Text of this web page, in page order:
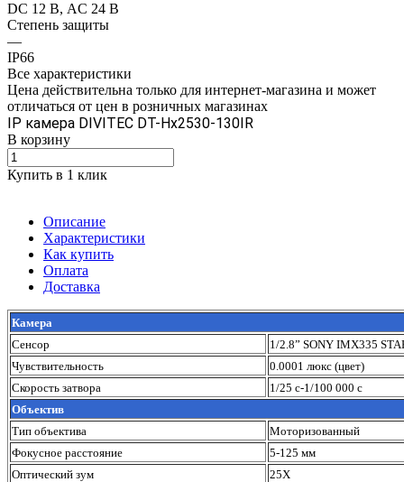
DC 12 В, AC 24 В
Степень защиты
—
IP66
Все характеристики
Цена действительна только для интернет-магазина и может
отличаться от цен в розничных магазинах
IP камера DIVITEC DT-Hх2530-130IR
В корзину
Купить в 1 клик
Описание
Характеристики
Как купить
Оплата
Доставка
Камера
Сенсор
1/2.8” SONY IMX335
Чувствительность
0.0001 люкс (цвет)
Скорость затвора
1/25 с-1/100 000 с
Объектив
Тип объектива
Моторизованный
Фокусное расстояние
5-125 мм
Оптический зум
25Х